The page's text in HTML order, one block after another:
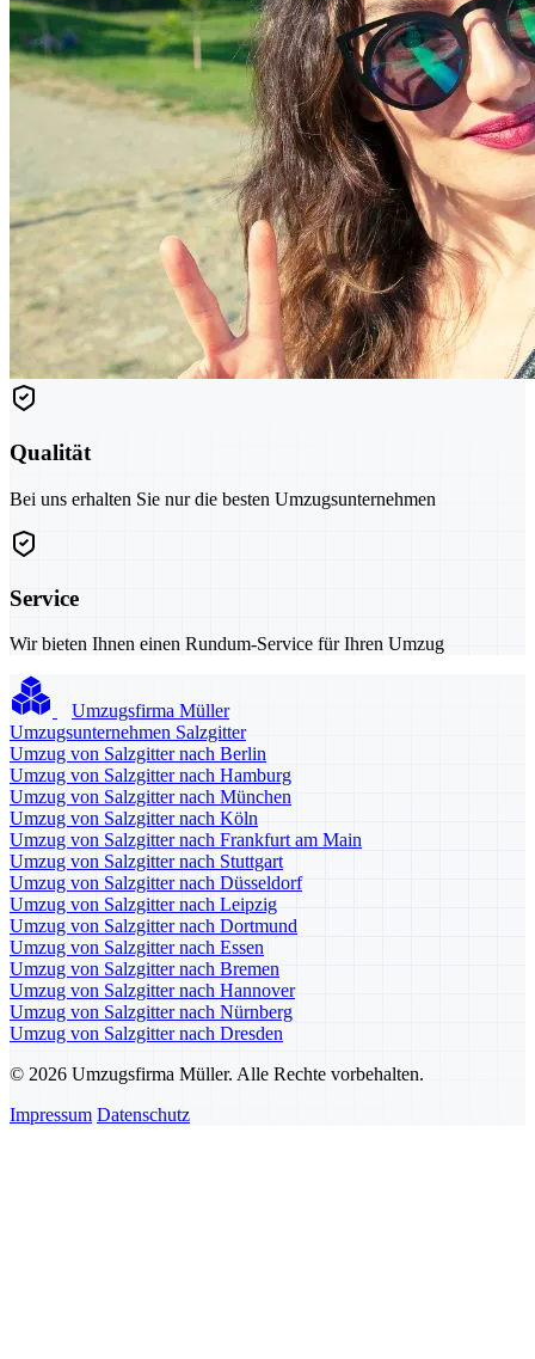
Qualität
Bei uns erhalten Sie nur die besten Umzugsunternehmen
Service
Wir bieten Ihnen einen Rundum-Service für Ihren Umzug
Umzugsfirma Müller
Umzugsunternehmen Salzgitter
Umzug von Salzgitter nach Berlin
Umzug von Salzgitter nach Hamburg
Umzug von Salzgitter nach München
Umzug von Salzgitter nach Köln
Umzug von Salzgitter nach Frankfurt am Main
Umzug von Salzgitter nach Stuttgart
Umzug von Salzgitter nach Düsseldorf
Umzug von Salzgitter nach Leipzig
Umzug von Salzgitter nach Dortmund
Umzug von Salzgitter nach Essen
Umzug von Salzgitter nach Bremen
Umzug von Salzgitter nach Hannover
Umzug von Salzgitter nach Nürnberg
Umzug von Salzgitter nach Dresden
© 2026 Umzugsfirma Müller. Alle Rechte vorbehalten.
Impressum Datenschutz